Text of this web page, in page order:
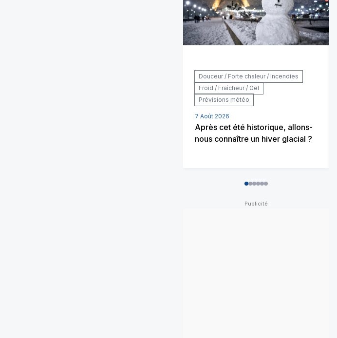
Douceur / Forte chaleur / Incendies
Froid / Fraîcheur / Gel
Prévisions météo
7 Août 2026
Après cet été historique, allons-
nous connaître un hiver glacial ?
012345